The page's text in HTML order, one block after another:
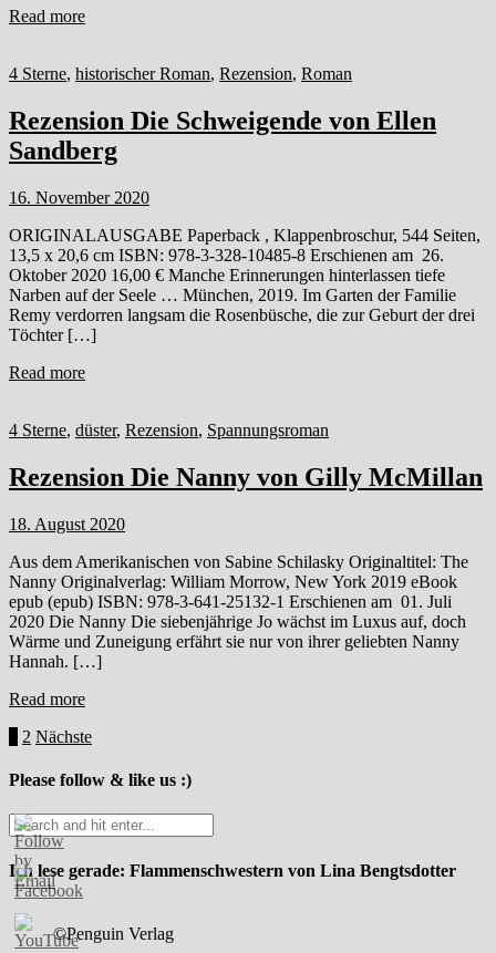
Read more
4 Sterne, historischer Roman, Rezension, Roman
Rezension Die Schweigende von Ellen
Sandberg
16. November 2020
ORIGINALAUSGABE Paperback , Klappenbroschur, 544 Seiten,
13,5 x 20,6 cm ISBN: 978-3-328-10485-8 Erschienen am 26.
Oktober 2020 16,00 € Manche Erinnerungen hinterlassen tiefe
Narben auf der Seele … München, 2019. Im Garten der Familie
Remy verdorren langsam die Rosenbüsche, die zur Geburt der drei
Töchter […]
Read more
4 Sterne, düster, Rezension, Spannungsroman
Rezension Die Nanny von Gilly McMillan
18. August 2020
Aus dem Amerikanischen von Sabine Schilasky Originaltitel: The
Nanny Originalverlag: William Morrow, New York 2019 eBook
epub (epub) ISBN: 978-3-641-25132-1 Erschienen am 01. Juli
2020 Die Nanny Die siebenjährige Jo wächst im Luxus auf, doch
Wärme und Zuneigung erfährt sie nur von ihrer geliebten Nanny
Hannah. […]
Read more
Beitragsnavigation
2 Nächste
Please follow & like us :)
Ich lese gerade: Flammenschwestern von Lina Bengtsdotter
©Penguin Verlag